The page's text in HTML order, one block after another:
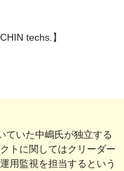
techs.】
ていた中嶋氏が独立する
トに関してはクリーダー
用監視を担当するという